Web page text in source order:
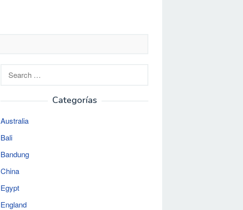
Categorías
Australia
Bali
Bandung
China
Egypt
England